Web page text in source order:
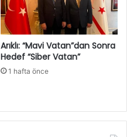
Arıklı: “Mavi Vatan”dan Sonra
Hedef “Siber Vatan”
1 hafta önce